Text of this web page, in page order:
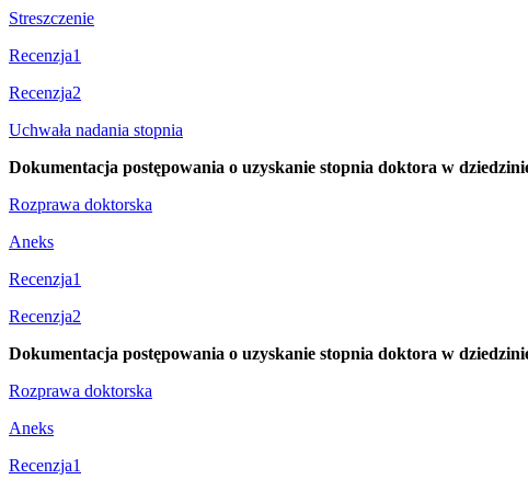
Streszczenie
Recenzja1
Recenzja2
Uchwała nadania stopnia
Dokumentacja postępowania o uzyskanie stopnia doktora w
Rozprawa doktorska
Aneks
Recenzja1
Recenzja2
Dokumentacja postępowania o uzyskanie stopnia doktora w
Rozprawa doktorska
Aneks
Recenzja1